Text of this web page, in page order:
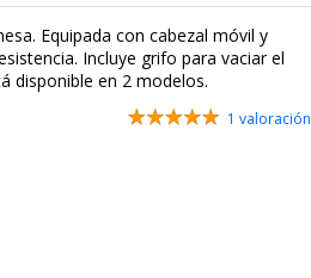
Equipada con cabezal móvil y
Incluye grifo para vaciar el
disponible en 2 modelos.
1 valoración